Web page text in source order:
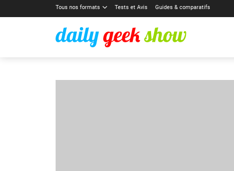
Tous nos formats Tests et Avis Guides & comparatifs